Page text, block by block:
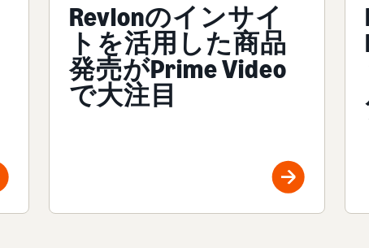
Revlonのインサイ
トを活用した商品
発売がPrime Video
で大注目